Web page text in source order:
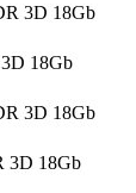
3D 18Gb
18Gb
3D 18Gb
3D 18Gb